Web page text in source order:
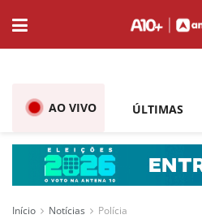
AO VIVO ÚLTIMAS
Início Notícias Polícia